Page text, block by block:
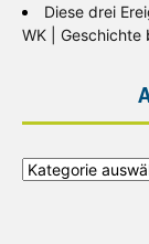
Diese drei
WK | Geschichte
Alle